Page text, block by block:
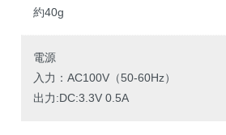
約40g
電源
入力：AC100V（50-60Hz）
出力:DC:3.3V 0.5A